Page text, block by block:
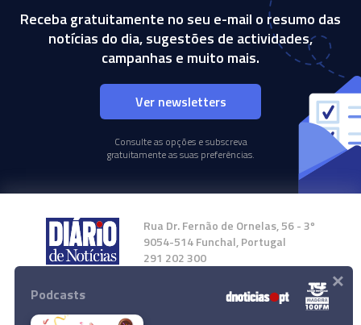
Receba gratuitamente no seu e-mail o resumo das
notícias do dia, sugestões de actividades,
campanhas e muito mais.
Ver newsletters
Consulte as opções e subscreva
gratuitamente as suas preferências.
Rua Dr. Fernão de Ornelas, 56 - 3º
9054-514 Funchal, Portugal
291 202 300
Instale a nossa App
Podcasts ×